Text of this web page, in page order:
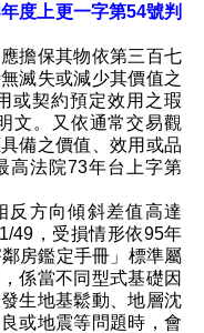
度上更一字第54號判
擔保其物依第三百七
滅失或減少其價值之
或契約預定效用之瑕
文。又依通常交易觀
備之價值、效用或品
高法院73年台上字第
反方向傾斜差值高達
49，受損情形依95年
房鑑定手冊」標準屬
係當不同型式基礎因
生地基鬆動、地層沈
或地震等問題時，會